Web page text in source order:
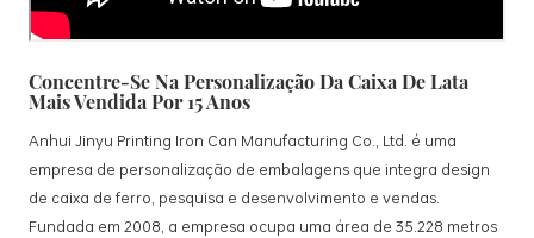
Concentre-Se Na Personalização Da Caixa De Lata
Mais Vendida Por 15 Anos
Anhui Jinyu Printing Iron Can Manufacturing Co., Ltd. é uma
empresa de personalização de embalagens que integra design
de caixa de ferro, pesquisa e desenvolvimento e vendas.
Fundada em 2008, a empresa ocupa uma área de 35.228 metros